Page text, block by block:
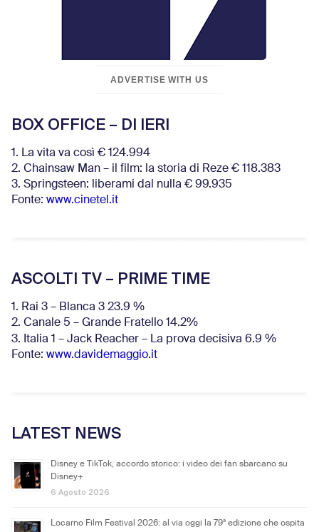
ADVERTISE WITH US
BOX OFFICE – DI IERI
1. La vita va così € 124.994
2. Chainsaw Man – il film: la storia di Reze € 118.383
3. Springsteen: liberami dal nulla € 99.935
Fonte: www.cinetel.it
ASCOLTI TV – PRIME TIME
1. Rai 3 – Blanca 3 23.9 %
2. Canale 5 – Grande Fratello 14.2%
3. Italia 1 – Jack Reacher – La prova decisiva 6.9 %
Fonte: www.davidemaggio.it
LATEST NEWS
Disney e TikTok, accordo storico: i video dei fan sbarcano su
Disney+
6 Agosto 2026
Locarno Film Festival 2026: al via oggi la 79ª edizione che ospita